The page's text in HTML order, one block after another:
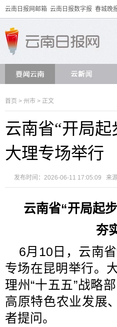
云南日报网邮箱 云南日报数字报 春城晚
首页 > 州市 > 正文
云南省“开局起
大理专场举行
发布时间：2026-06-11 17:05:09 来源
云南省“开局起
夯
6月10日，云南
专场在昆明举行。
理州“十五五”战略
高原特色农业发展
者提问。